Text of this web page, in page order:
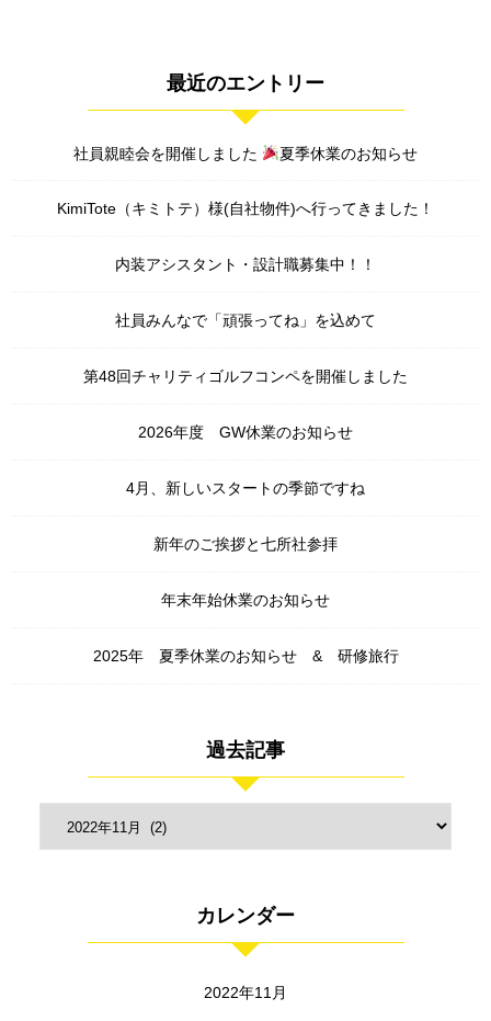
最近のエントリー
社員親睦会を開催しました 夏季休業のお知らせ
KimiTote（キミトテ）様(自社物件)へ行ってきました！
内装アシスタント・設計職募集中！！
社員みんなで「頑張ってね」を込めて
第48回チャリティゴルフコンペを開催しました
2026年度 GW休業のお知らせ
4月、新しいスタートの季節ですね
新年のご挨拶と七所社参拝
年末年始休業のお知らせ
2025年 夏季休業のお知らせ & 研修旅行
過去記事
カレンダー
2022年11月